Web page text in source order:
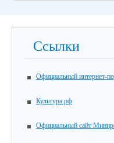
Ссылки
Официальный интернет-
Культура.рф
Официальный сайт